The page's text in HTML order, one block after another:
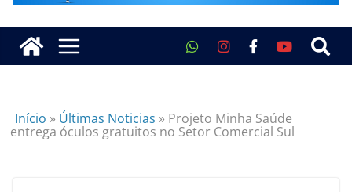
Início » Últimas Noticias » Projeto Minha Saúde
entrega óculos gratuitos no Setor Comercial Sul